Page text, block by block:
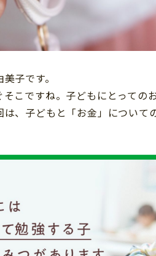
子です。
こですね。子どもにとっての
、子どもと「お金」について